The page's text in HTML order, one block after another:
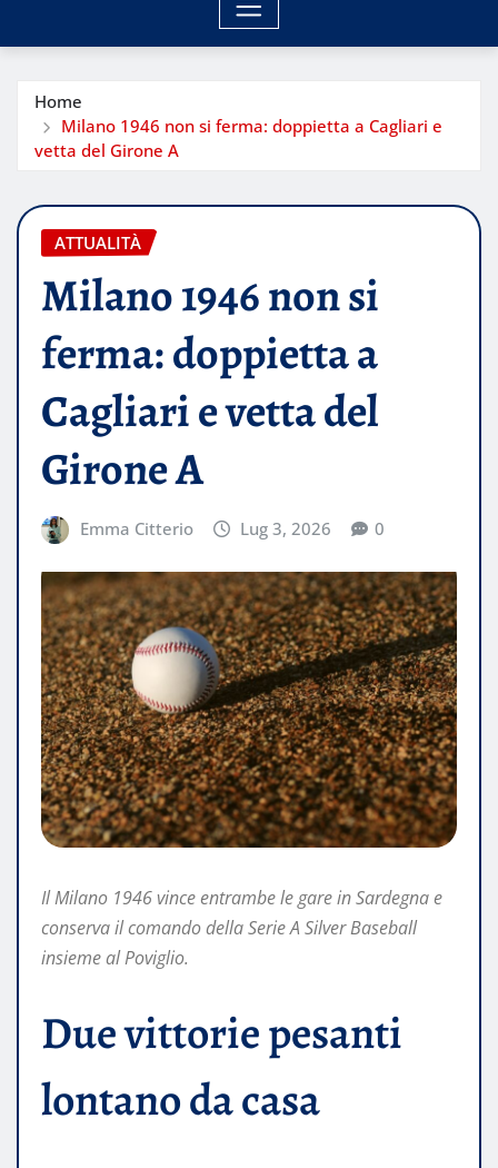
Home
Milano 1946 non si ferma: doppietta a Cagliari e
vetta del Girone A
ATTUALITÀ
Milano 1946 non si
ferma: doppietta a
Cagliari e vetta del
Girone A
Emma Citterio Lug 3, 2026 0
Il Milano 1946 vince entrambe le gare in Sardegna e
conserva il comando della Serie A Silver Baseball
insieme al Poviglio.
Due vittorie pesanti
lontano da casa